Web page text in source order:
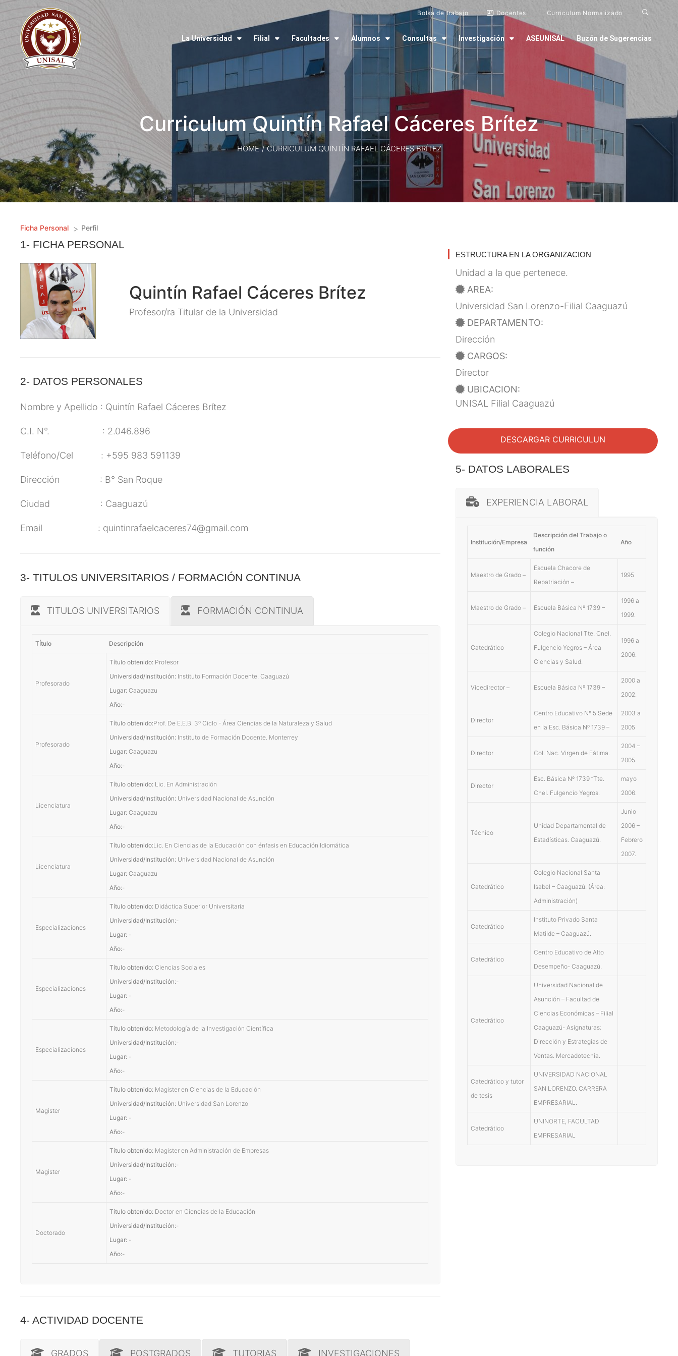
Bolsa de trabajo Docentes Curriculum Normalizado
La Universidad Filial Facultades Alumnos Consultas Investigación ASEUNISAL Buzón de Sugerencias
Curriculum Quintín Rafael Cáceres Brítez
HOME / CURRICULUM QUINTÍN RAFAEL CÁCERES BRÍTEZ
Ficha Personal Perfil
1- FICHA PERSONAL
Quintín Rafael Cáceres Brítez
Profesor/ra Titular de la Universidad
2- DATOS PERSONALES
Nombre y Apellido : Quintín Rafael Cáceres Brítez
C.I. N°. : 2.046.896
Teléfono/Cel : +595 983 591139
Dirección : B° San Roque
Ciudad : Caaguazú
Email : quintinrafaelcaceres74@gmail.com
3- TITULOS UNIVERSITARIOS / FORMACIÓN CONTINUA
TITULOS UNIVERSITARIOS FORMACIÓN CONTINUA
TÍtulo Descripción
Profesorado
Título obtenido: Profesor
Universidad/Institución: Instituto Formación Docente. Caaguazú
Lugar: Caaguazu
Año:-
Profesorado
Título obtenido:Prof. De E.E.B. 3º Ciclo - Área Ciencias de la Naturaleza y Salud
Universidad/Institución: Instituto de Formación Docente. Monterrey
Lugar: Caaguazu
Año:-
Licenciatura
Título obtenido: Lic. En Administración
Universidad/Institución: Universidad Nacional de Asunción
Lugar: Caaguazu
Año:-
Licenciatura
Título obtenido:Lic. En Ciencias de la Educación con énfasis en Educación Idiomática
Universidad/Institución: Universidad Nacional de Asunción
Lugar: Caaguazu
Año:-
Especializaciones
Título obtenido: Didáctica Superior Universitaria
Universidad/Institución:-
Lugar: -
Año:-
Especializaciones
Título obtenido: Ciencias Sociales
Universidad/Institución:-
Lugar: -
Año:-
Especializaciones
Título obtenido: Metodología de la Investigación Científica
Universidad/Institución:-
Lugar: -
Año:-
Magister
Título obtenido: Magister en Ciencias de la Educación
Universidad/Institución: Universidad San Lorenzo
Lugar: -
Año:-
Magister
Título obtenido: Magister en Administración de Empresas
Universidad/Institución:-
Lugar: -
Año:-
Doctorado
Título obtenido: Doctor en Ciencias de la Educación
Universidad/Institución:-
Lugar: -
Año:-
4- ACTIVIDAD DOCENTE
GRADOS POSTGRADOS TUTORIAS INVESTIGACIONES
ESTRUCTURA EN LA ORGANIZACION
Unidad a la que pertenece.
AREA:
Universidad San Lorenzo-Filial Caaguazú
DEPARTAMENTO:
Dirección
CARGOS:
Director
UBICACION:
UNISAL Filial Caaguazú
DESCARGAR CURRICULUN
5- DATOS LABORALES
EXPERIENCIA LABORAL
Institución/Empresa
Descripción del Trabajo o
función
Año
Maestro de Grado –
Escuela Chacore de
Repatriación –
1995
Maestro de Grado – Escuela Básica Nº 1739 –
1996 a
1999.
Catedrático
Colegio Nacional Tte. Cnel.
Fulgencio Yegros – Área
Ciencias y Salud.
1996 a
2006.
Vicedirector – Escuela Básica Nº 1739 –
2000 a
2002.
Director
Centro Educativo Nº 5 Sede
en la Esc. Básica Nº 1739 –
2003 a
2005
Director Col. Nac. Virgen de Fátima.
2004 –
2005.
Director
Esc. Básica Nº 1739 “Tte.
Cnel. Fulgencio Yegros.
mayo
2006.
Técnico
Unidad Departamental de
Estadísticas. Caaguazú.
Junio
2006 –
Febrero
2007.
Catedrático
Colegio Nacional Santa
Isabel – Caaguazú. (Área:
Administración)
Catedrático
Instituto Privado Santa
Matilde – Caaguazú.
Catedrático
Centro Educativo de Alto
Desempeño- Caaguazú.
Catedrático
Universidad Nacional de
Asunción – Facultad de
Ciencias Económicas – Filial
Caaguazú- Asignaturas:
Dirección y Estrategias de
Ventas. Mercadotecnia.
Catedrático y tutor
de tesis
UNIVERSIDAD NACIONAL
SAN LORENZO. CARRERA
EMPRESARIAL.
Catedrático
UNINORTE, FACULTAD
EMPRESARIAL